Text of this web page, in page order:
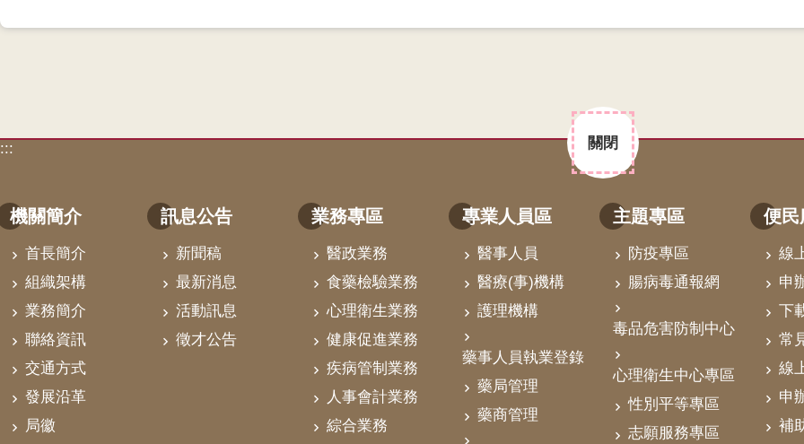
關閉
:::
機關簡介
首長簡介
組織架構
業務簡介
聯絡資訊
交通方式
發展沿革
局徽
訊息公告
新聞稿
最新消息
活動訊息
徵才公告
業務專區
醫政業務
食藥檢驗業務
心理衛生業務
健康促進業務
疾病管制業務
人事會計業務
綜合業務
專業人員區
醫事人員
醫療(事)機構
護理機構
藥事人員執業登錄
藥局管理
藥商管理
主題專區
防疫專區
腸病毒通報網
毒品危害防制中心
心理衛生中心專區
性別平等專區
志願服務專區
便民
線
申
下
常
線
申
補